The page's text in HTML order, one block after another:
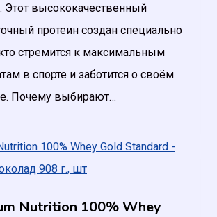
Этот высококачественный
протеин создан специально
стремится к максимальным
в спорте и заботится о своём
Почему выбирают…
Nutrition 100% Whey